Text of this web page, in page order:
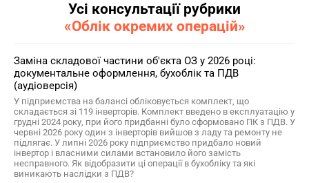
Усі консультації рубрики
«Облік окремих операцій»
Заміна складової частини об'єкта ОЗ у 2026 році:
документальне оформлення, бухоблік та ПДВ
(аудіоверсія)
У підприємства на балансі обліковується комплект, що
складається зі 119 інверторів. Комплект введено в експлуатацію у
грудні 2024 року, при його придбанні було сформовано ПК з ПДВ. У
червні 2026 року один з інверторів вийшов з ладу та ремонту не
підлягає. У липні 2026 року підприємство придбало новий
інвертор і власними силами встановило його замість
несправного. Як відобразити ці операції в бухобліку та які
виникають наслідки з ПДВ?